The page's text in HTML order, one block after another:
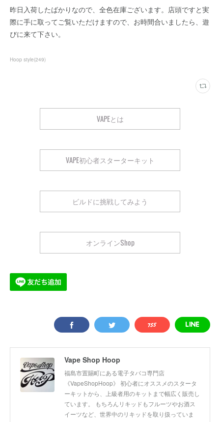
昨日入荷したばかりなので、全色在庫ございます。店頭ですと実
際に手に取ってご覧いただけますので、お時間合いましたら、遊
びに来て下さい。
Hoop style(249)
VAPEとは
VAPE初心者スターターキット
ビルドに挑戦してみよう
オンラインShop
Vape Shop Hoop
福島市置賜町にある電子タバコ専門店
《VapeShopHoop》 初心者にオススメのスタータ
ーキットから、上級者用のキットまで幅広く販売し
ています。 もちろんリキッドもフルーツやお酒ス
イーツなど、世界中のリキッドを取り扱っていま